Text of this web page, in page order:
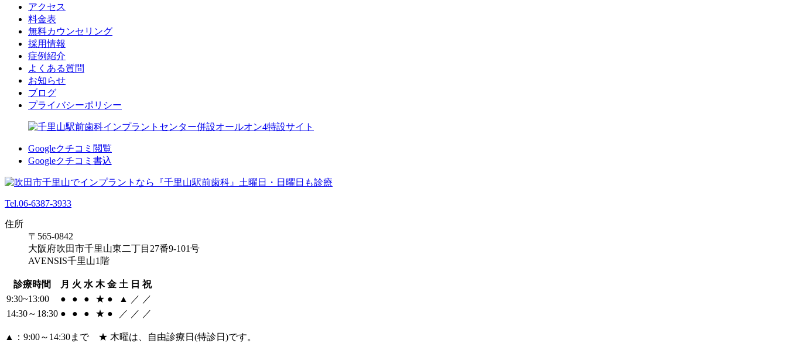
アクセス
料金表
無料カウンセリング
採用情報
症例紹介
よくある質問
お知らせ
ブログ
プライバシーポリシー
Googleクチコミ閲覧
Googleクチコミ書込
Tel.06-6387-3933
住所
〒565-0842
大阪府吹田市千里山東二丁目27番9-101号
AVENSIS千里山1階
診療時間 月 火 水 木 金 土 日 祝
9:30~13:00
● ● ● ★ ● ▲ ／ ／
14:30～18:30 ● ● ● ★ ● ／ ／ ／
▲：9:00～14:30まで ★ 木曜は、自由診療日(特診日)です。